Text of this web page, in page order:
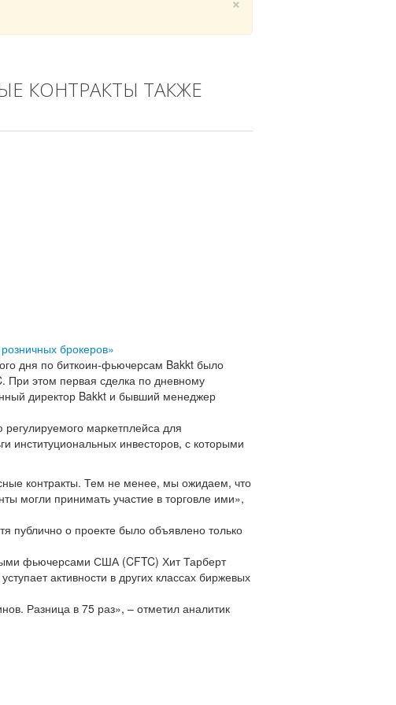
КОНТРАКТЫ ТАКЖЕ
дня по биткоин-фьючерсам Bakkt было
При этом первая сделка по дневному
директор Bakkt и бывший менеджер
маркетплейса для
институциональных инвесторов, с которыми
контракты. Тем не менее, мы ожидаем, что
могли принимать участие в торговле ими»,
публично о проекте было объявлено только
фьючерсами США (CFTC) Хит Тарберт
активности в других классах биржевых
Разница в 75 раз», – отметил аналитик